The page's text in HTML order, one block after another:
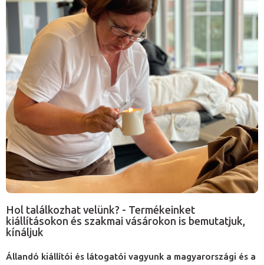
Hol találkozhat velünk? - Termékeinket
kiállításokon és szakmai vásárokon is bemutatjuk,
kínáljuk
Állandó kiállítói és látogatói vagyunk a magyarországi és a